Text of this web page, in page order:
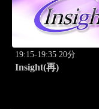
19:15-19:35 20分
Insight(再)